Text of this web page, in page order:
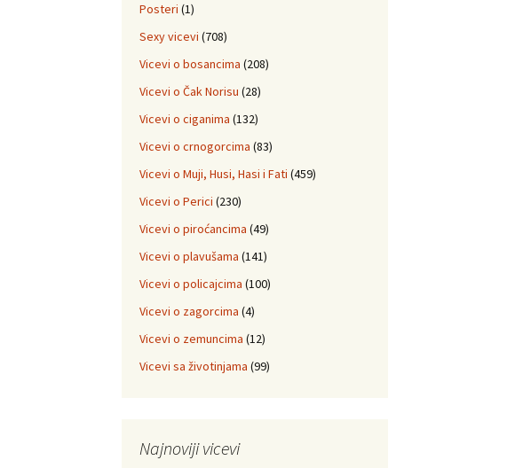
Posteri (1)
Sexy vicevi (708)
Vicevi o bosancima (208)
Vicevi o Čak Norisu (28)
Vicevi o ciganima (132)
Vicevi o crnogorcima (83)
Vicevi o Muji, Husi, Hasi i Fati (459)
Vicevi o Perici (230)
Vicevi o piroćancima (49)
Vicevi o plavušama (141)
Vicevi o policajcima (100)
Vicevi o zagorcima (4)
Vicevi o zemuncima (12)
Vicevi sa životinjama (99)
Najnoviji vicevi